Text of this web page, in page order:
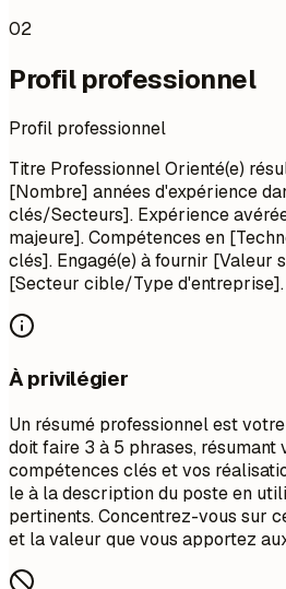
02
Profil professionnel
Profil professionnel
Titre Professionnel Orienté(e)
[Nombre] années d'expérience
clés/Secteurs]. Expérience
majeure]. Compétences en
clés]. Engagé(e) à fournir [Valeur
[Secteur cible/Type d'entreprise].
À privilégier
Un résumé professionnel est
doit faire 3 à 5 phrases, résumant
compétences clés et vos
le à la description du poste en
pertinents. Concentrez-vous sur
et la valeur que vous apportez